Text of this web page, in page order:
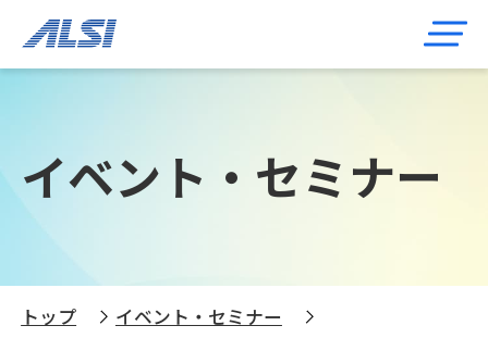
イベント・セミナー
トップ
イベント・セミナー